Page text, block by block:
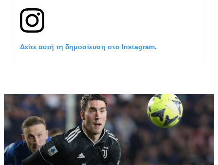
Δείτε αυτή τη δημοσίευση στο Instagram.